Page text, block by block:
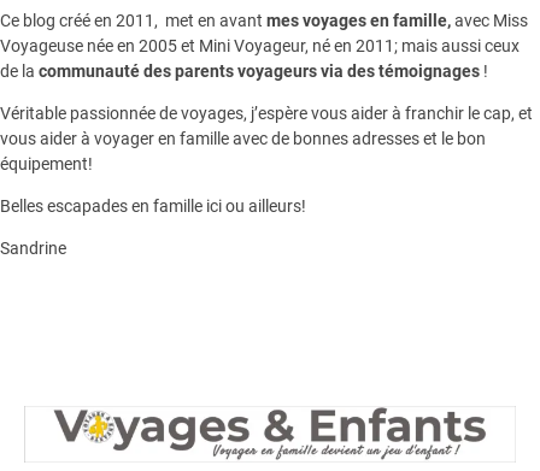
Ce blog créé en 2011, met en avant mes voyages en famille,avec Miss
Voyageuse née en 2005 et Mini Voyageur, né en 2011; mais aussi ceux
de la communauté des parents voyageurs via des témoignages !
Véritable passionnée de voyages, j’espère vous aider à franchir le cap, et
vous aider à voyager en famille avec de bonnes adresses et le bon
équipement!
Belles escapades en famille ici ou ailleurs!
Sandrine